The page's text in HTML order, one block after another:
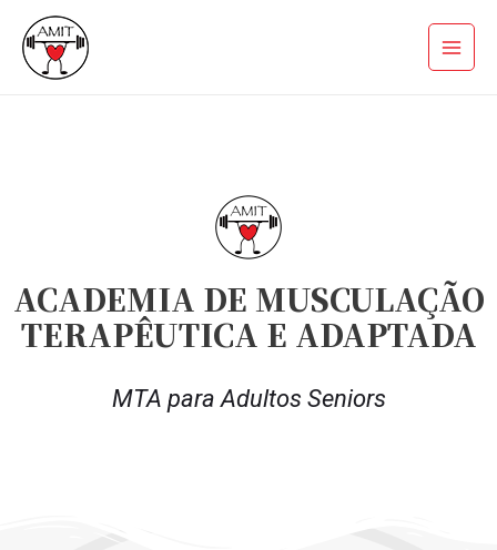
content
Main
Menu
ACADEMIA DE MUSCULAÇÃO
TERAPÊUTICA E ADAPTADA
MTA para Adultos Seniors